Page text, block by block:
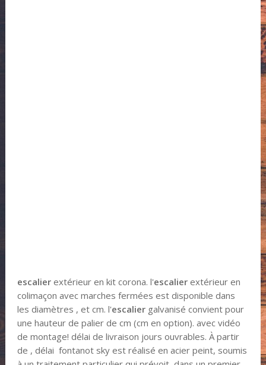
escalierextérieur en kit corona. l'escalierextérieur en
colimaçon avec marches fermées est disponible dans
les diamètres , et cm. l'escaliergalvanisé convient pour
une hauteur de palier de cm (cm en option). avec vidéo
de montage! délai de livraison jours ouvrables. À partir
de , délai fontanot sky est réalisé en acier peint, soumis